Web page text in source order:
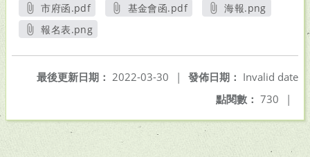
市府函.pdf
另開新視窗
基金會函.pdf
海報.png
報名表.png
發佈日期： Invalid date
最後更新日期： 2022-03-30
|
點閱數： 730 |